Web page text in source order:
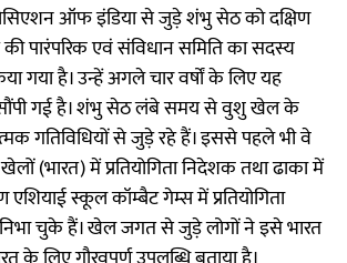
ऑफ इंडिया से जुड़े शंभु सेठ को दक्षिण
पारंपरिक एवं संविधान समिति का सदस्य
गया है। उन्हें अगले चार वर्षों के लिए यह
सौंपी गई है। शंभु सेठ लंबे समय से वुशु खेल के
गतिविधियों से जुड़े रहे हैं। इससे पहले भी वे
(भारत) में प्रतियोगिता निदेशक तथा ढाका में
एशियाई स्कूल कॉम्बैट गेम्स में प्रतियोगिता
चुके हैं। खेल जगत से जुड़े लोगों ने इसे भारत